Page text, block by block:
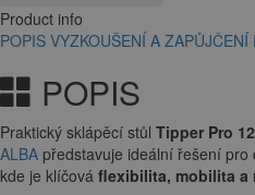
Product info
POPIS VYZKOUŠENÍ A ZAPŮJČENÍ
POPIS
Praktický sklápěcí stůl Tipper Pro
ALBA představuje ideální řešení
kde je klíčová flexibilita, mobilita a